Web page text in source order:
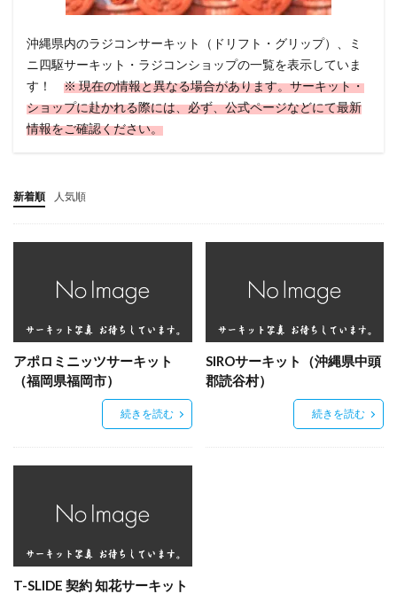
沖縄県内のラジコンサーキット（ドリフト・グリップ）、ミ
ニ四駆サーキット・ラジコンショップの一覧を表示していま
す！ ※ 現在の情報と異なる場合があります。サーキット・
ショップに赴かれる際には、必ず、公式ページなどにて最新
情報をご確認ください。
新着順 人気順
アポロミニッツサーキット
（福岡県福岡市）
続きを読む
SIROサーキット（沖縄県中頭
郡読谷村）
続きを読む
T-SLIDE 契約 知花サーキット